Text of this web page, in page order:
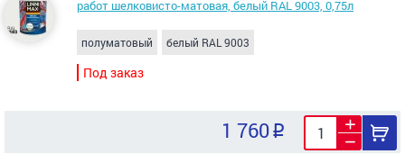
работ шелковисто-матовая, белый RAL 9003, 0,75л
полуматовый белый RAL 9003
Под заказ
1 760